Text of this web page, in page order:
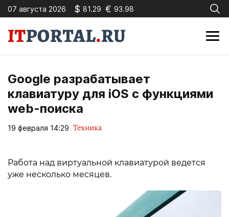
07 августа 2026 $ 81.29 € 93.98
Google разрабатывает
клавиатуру для iOS с функциями
web-поиска
19 февраля 14:29 Техника
Работа над виртуальной клавиатурой ведется
уже несколько месяцев.